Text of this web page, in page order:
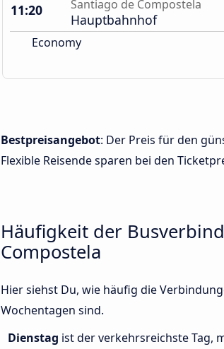
11:20 Santiago de Compostela
Hauptbahnhof
Economy
Bestpreisangebot: Der Preis für den
Flexible Reisende sparen bei den
Häufigkeit der
Compostela
Hier siehst Du, wie häufig die
Wochentagen sind.
Dienstag ist der verkehrsreichste Tag,